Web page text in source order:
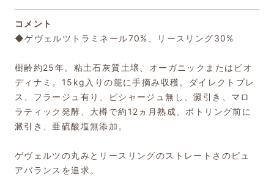
コメント
◆ゲヴェルツトラミネール70%、リースリング30%
樹齢約25年。粘土石灰質土壌、オーガニックまたはビオ
ディナミ。15kg入りの籠に手摘み収穫。ダイレクトプレ
ス、フラージュ有り、ピシャージュ無し、澱引き、マロ
ラティック発酵、大樽で約12ヵ月熟成、ボトリング前に
澱引き、亜硫酸塩無添加。
ゲヴェルツの丸みとリースリングのストレートさのピュ
アバランスを追求。